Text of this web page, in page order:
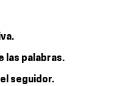
las palabras.
seguidor.